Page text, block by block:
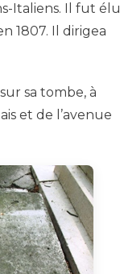
Italiens. Il fut élu
1807. Il dirigea
sa tombe, à
et de l’avenue